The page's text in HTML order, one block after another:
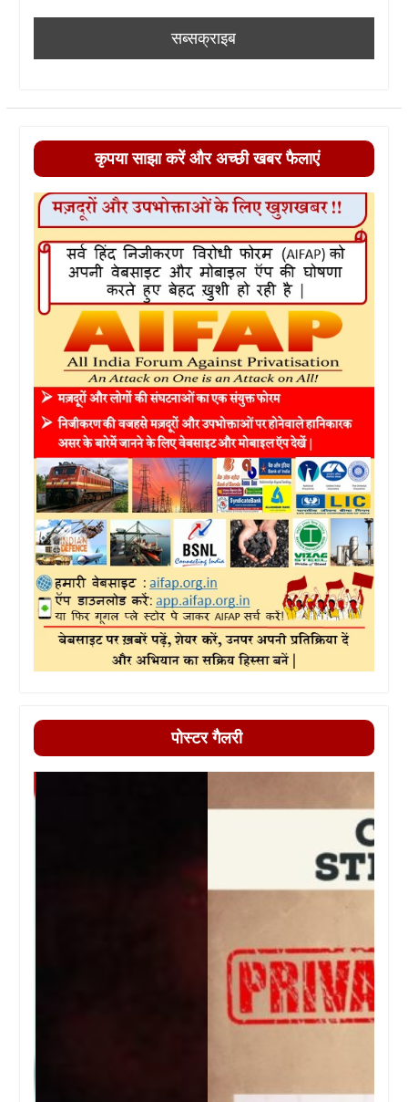
कृपया साझा करें और अच्छी खबर फैलाएं
पोस्टर गैलरी